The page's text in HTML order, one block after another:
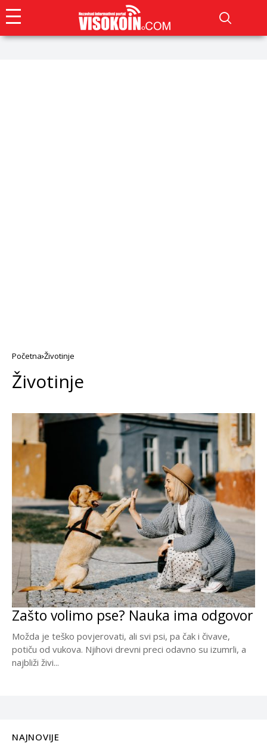
Početna Životinje
Životinje
Zašto volimo pse? Nauka ima odgovor
Možda je teško povjerovati, ali svi psi, pa čak i čivave,
potiču od vukova. Njihovi drevni preci odavno su izumrli, a
najbliži živi...
NAJNOVIJE